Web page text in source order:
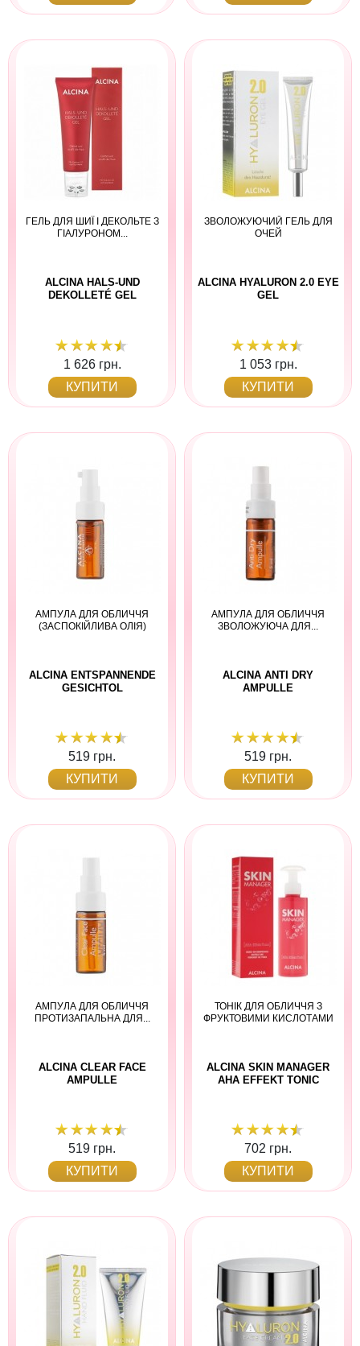
ГЕЛЬ ДЛЯ ШИЇ І ДЕКОЛЬТЕ З
ГІАЛУРОНОМ...
ALCINA HALS-UND
DEKOLLETÉ GEL
1 626 грн.
КУПИТИ
ЗВОЛОЖУЮЧИЙ ГЕЛЬ ДЛЯ
ОЧЕЙ
ALCINA HYALURON 2.0 EYE
GEL
1 053 грн.
КУПИТИ
АМПУЛА ДЛЯ ОБЛИЧЧЯ
(ЗАСПОКІЙЛИВА ОЛІЯ)
ALCINA ENTSPANNENDE
GESICHTOL
519 грн.
КУПИТИ
АМПУЛА ДЛЯ ОБЛИЧЧЯ
ЗВОЛОЖУЮЧА ДЛЯ...
ALCINA ANTI DRY
AMPULLE
519 грн.
КУПИТИ
АМПУЛА ДЛЯ ОБЛИЧЧЯ
ПРОТИЗАПАЛЬНА ДЛЯ...
ALCINA CLEAR FACE
AMPULLE
519 грн.
КУПИТИ
ТОНІК ДЛЯ ОБЛИЧЧЯ З
ФРУКТОВИМИ КИСЛОТАМИ
ALCINA SKIN MANAGER
AHA EFFEKT TONIC
702 грн.
КУПИТИ